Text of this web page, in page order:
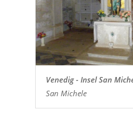
Venedig - Insel San
San Michele